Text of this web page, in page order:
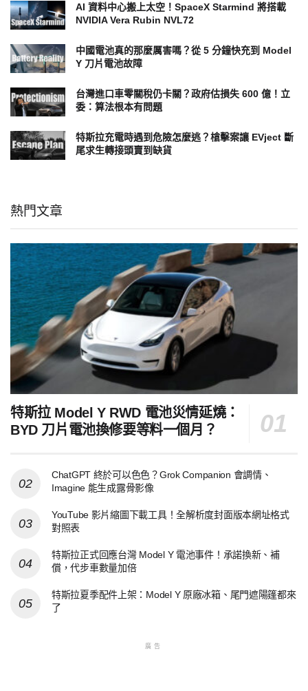
AI 資料中心搬上太空！SpaceX Starmind 將搭載
NVIDIA Vera Rubin NVL72
中國電池真的那麼厲害嗎？從 5 分鐘快充到 Model
Y 刀片電池故障
台灣進口車零關稅仍卡關？政府估損失 600 億！立
委：算法根本有問題
特斯拉充電時遇到危險怎麼逃？槍擊案讓 EVject 斷
尾求生轉接頭賣到缺貨
熱門文章
特斯拉 Model Y RWD 電池災情延燒：
BYD 刀片電池換修要等料一個月？
ChatGPT 終於可以色色？Grok Companion 會調情、
Imagine 能生成露骨影像
YouTube 影片縮圖下載工具！全解析度封面版本網址格式
對照表
特斯拉正式回應台灣 Model Y 電池事件！承諾換新、補
償，代步車數量加倍
特斯拉夏季配件上架：Model Y 原廠冰箱、尾門遮陽篷都來
了
廣告